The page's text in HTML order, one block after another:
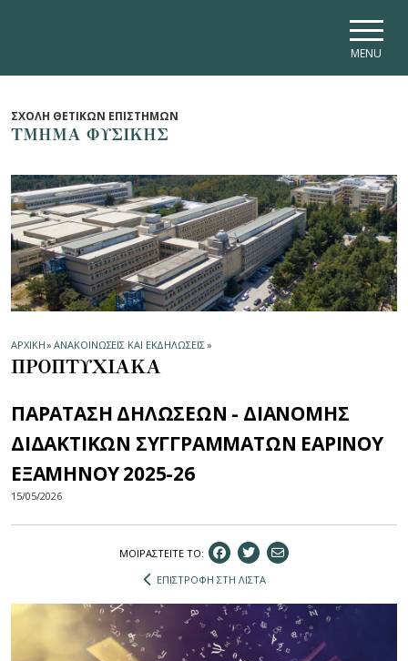
MENU
ΣΧΟΛΗ ΘΕΤΙΚΩΝ ΕΠΙΣΤΗΜΩΝ
ΤΜΗΜΑ ΦΥΣΙΚΗΣ
ΑΡΧΙΚΗ» ΑΝΑΚΟΙΝΩΣΕΙΣ ΚΑΙ ΕΚΔΗΛΩΣΕΙΣ»
ΠΡΟΠΤΥΧΙΑΚΑ
ΠΑΡΑΤΑΣΗ ΔΗΛΩΣΕΩΝ - ΔΙΑΝΟΜΗΣ
ΔΙΔΑΚΤΙΚΩΝ ΣΥΓΓΡΑΜΜΑΤΩΝ ΕΑΡΙΝΟΥ
ΕΞΑΜΗΝΟΥ 2025-26
15/05/2026
ΜΟΙΡΑΣΤEIΤΕ ΤΟ:
ΕΠΙΣΤΡΟΦΗ ΣΤΗ ΛΙΣΤΑ